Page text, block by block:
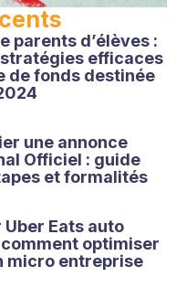
parents d’élèves :
efficaces
de fonds destinée
une annonce
Officiel : guide
et formalités
Eats auto
optimiser
micro entreprise